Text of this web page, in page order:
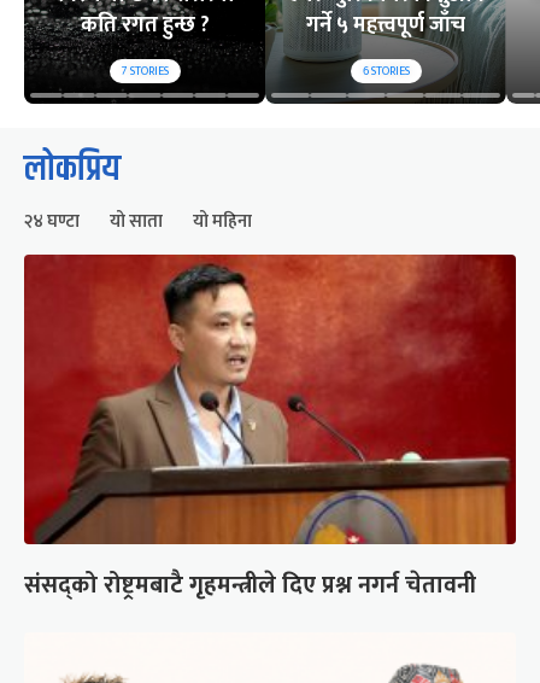
कति रगत हुन्छ ?
7STORIES
गर्ने ५ महत्त्वपूर्ण जाँच
6STORIES
लोकप्रिय
२४ घण्टा यो साता यो महिना
संसद्को रोष्ट्रमबाटै गृहमन्त्रीले दिए प्रश्न नगर्न चेतावनी